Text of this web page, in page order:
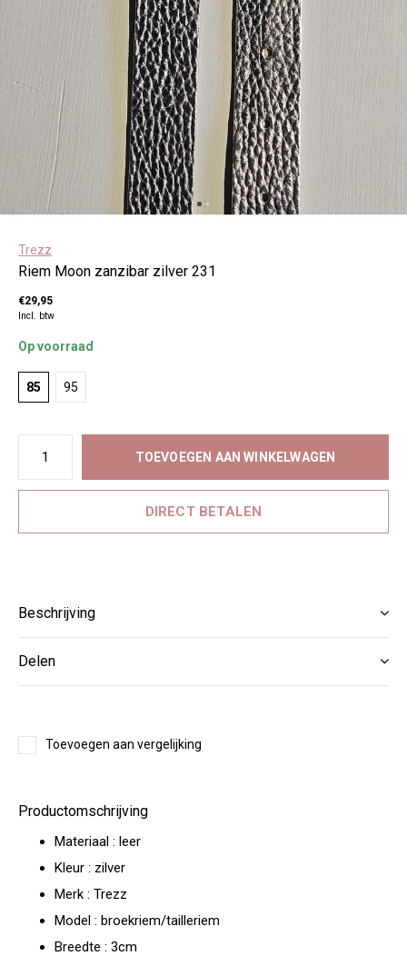
Trezz
Riem Moon zanzibar zilver 231
€29,95
Incl. btw
Op voorraad
85 95
TOEVOEGEN AAN WINKELWAGEN
DIRECT BETALEN
Beschrijving
Delen
Toevoegen aan vergelijking
Productomschrijving
Materiaal : leer
Kleur : zilver
Merk : Trezz
Model : broekriem/tailleriem
Breedte : 3cm